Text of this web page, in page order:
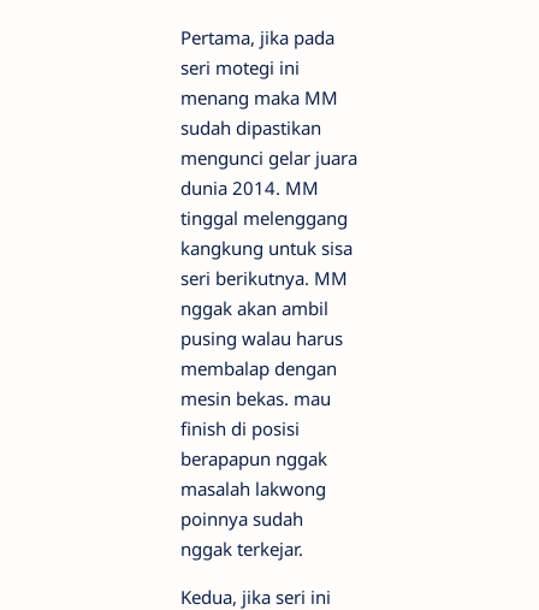
Pertama, jika pada
seri motegi ini
menang maka MM
sudah dipastikan
mengunci gelar juara
dunia 2014. MM
tinggal melenggang
kangkung untuk sisa
seri berikutnya. MM
nggak akan ambil
pusing walau harus
membalap dengan
mesin bekas. mau
finish di posisi
berapapun nggak
masalah lakwong
poinnya sudah
nggak terkejar.
Kedua, jika seri ini